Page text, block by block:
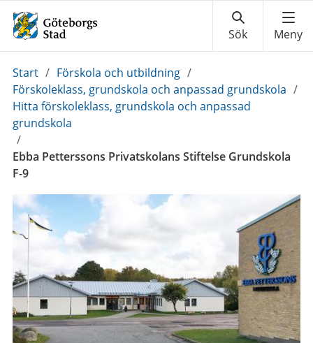
Du
är
här:
Start / Förskola och utbildning /
Förskoleklass, grundskola och anpassad grundskola /
Hitta förskoleklass, grundskola och anpassad
grundskola
/
Ebba Petterssons Privatskolans Stiftelse Grundskola
F-9